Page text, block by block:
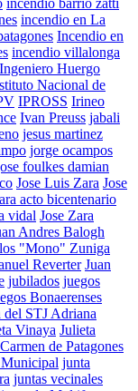
incendio barrio zatti
incendio en La
Incendio en
incendio villalonga
Ingeniero Huergo
Nacional de
IPROSS Irineo
Ivan Preuss jabali
jesus martinez
jorge ocampos
foulkes damian
Jose Luis Zara Jose
acto bicentenario
vidal Jose Zara
Andres Balogh
"Mono" Zuniga
Reverter Juan
jubilados juegos
Bonaerenses
del STJ Adriana
Vinaya Julieta
de Patagones
junta
juntas vecinales